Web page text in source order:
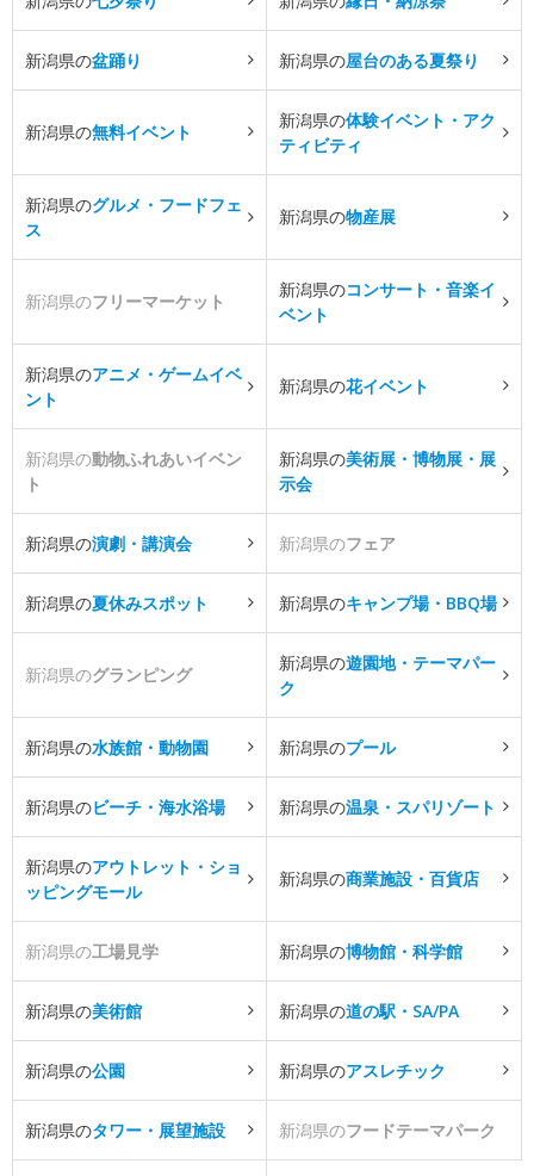
新潟県の盆踊り 新潟県の屋台のある夏祭り
新潟県の無料イベント
新潟県の体験イベント・アク
ティビティ
新潟県のグルメ・フードフェ
ス
新潟県の物産展
新潟県のフリーマーケット
新潟県のコンサート・音楽イ
ベント
新潟県のアニメ・ゲームイベ
ント
新潟県の花イベント
新潟県の動物ふれあいイベン
ト
新潟県の美術展・博物展・展
示会
新潟県の演劇・講演会 新潟県のフェア
新潟県の夏休みスポット 新潟県のキャンプ場・BBQ場
新潟県のグランピング
新潟県の遊園地・テーマパー
ク
新潟県の水族館・動物園 新潟県のプール
新潟県のビーチ・海水浴場 新潟県の温泉・スパリゾート
新潟県のアウトレット・ショ
ッピングモール
新潟県の商業施設・百貨店
新潟県の工場見学 新潟県の博物館・科学館
新潟県の美術館 新潟県の道の駅・SA/PA
新潟県の公園 新潟県のアスレチック
新潟県のタワー・展望施設 新潟県のフードテーマパーク